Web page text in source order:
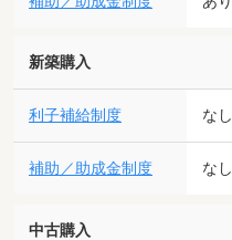
新築購入
利子補給制度 なし
補助／助成金制度 なし
中古購入